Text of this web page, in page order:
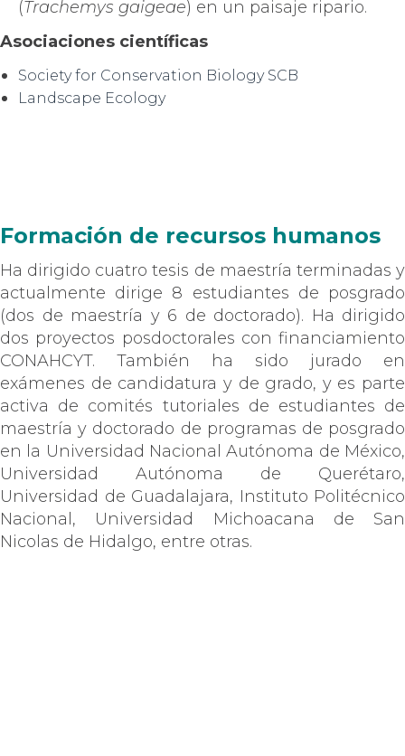
(Trachemys gaigeae) en un paisaje ripario.
Asociaciones científicas
Society for Conservation Biology SCB
Landscape Ecology
Formación de recursos humanos
Ha dirigido cuatro tesis de maestría terminadas y
actualmente dirige 8 estudiantes de posgrado
(dos de maestría y 6 de doctorado). Ha dirigido
dos proyectos posdoctorales con financiamiento
CONAHCYT. También ha sido jurado en
exámenes de candidatura y de grado, y es parte
activa de comités tutoriales de estudiantes de
maestría y doctorado de programas de posgrado
en la Universidad Nacional Autónoma de México,
Universidad Autónoma de Querétaro,
Universidad de Guadalajara, Instituto Politécnico
Nacional, Universidad Michoacana de San
Nicolas de Hidalgo, entre otras.